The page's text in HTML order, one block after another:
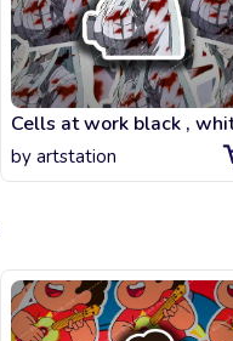
by artstation